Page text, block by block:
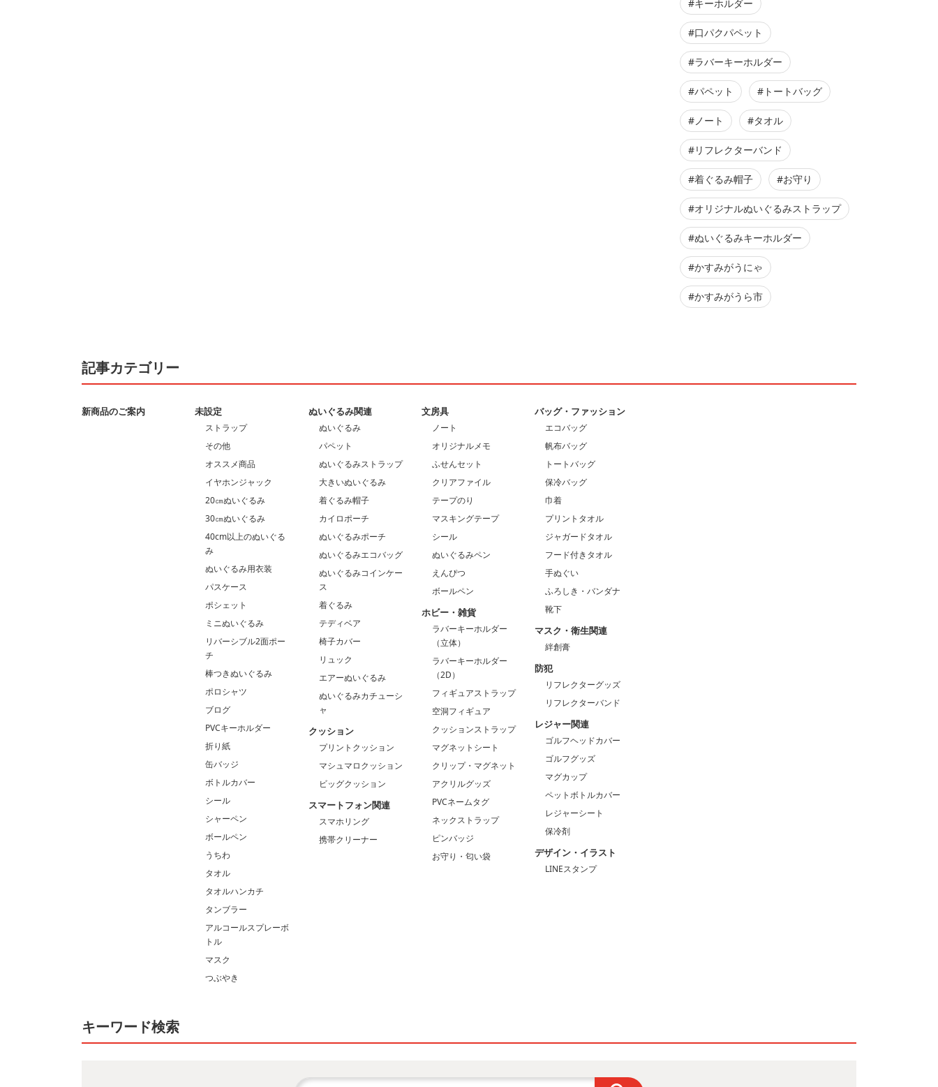
#キーホルダー
#口パクパペット
#ラバーキーホルダー
#パペット #トートバッグ
#ノート #タオル
#リフレクターバンド
#着ぐるみ帽子 #お守り
#オリジナルぬいぐるみストラップ
#ぬいぐるみキーホルダー
#かすみがうにゃ
#かすみがうら市
記事カテゴリー
新商品のご案内 未設定
ストラップ
その他
オススメ商品
イヤホンジャック
20㎝ぬいぐるみ
30㎝ぬいぐるみ
40cm以上のぬいぐる
み
ぬいぐるみ用衣装
パスケース
ポシェット
ミニぬいぐるみ
リバーシブル2面ポー
チ
棒つきぬいぐるみ
ポロシャツ
ブログ
PVCキーホルダー
折り紙
缶バッジ
ボトルカバー
シール
シャーペン
ボールペン
うちわ
タオル
タオルハンカチ
タンブラー
アルコールスプレーボ
トル
マスク
つぶやき
ぬいぐるみ関連
ぬいぐるみ
パペット
ぬいぐるみストラップ
大きいぬいぐるみ
着ぐるみ帽子
カイロポーチ
ぬいぐるみポーチ
ぬいぐるみエコバッグ
ぬいぐるみコインケー
ス
着ぐるみ
テディベア
椅子カバー
リュック
エアーぬいぐるみ
ぬいぐるみカチューシ
ャ
クッション
プリントクッション
マシュマロクッション
ビッグクッション
スマートフォン関連
スマホリング
携帯クリーナー
文房具
ノート
オリジナルメモ
ふせんセット
クリアファイル
テープのり
マスキングテープ
シール
ぬいぐるみペン
えんぴつ
ボールペン
ホビー・雑貨
ラバーキーホルダー
（立体）
ラバーキーホルダー
（2D）
フィギュアストラップ
空洞フィギュア
クッションストラップ
マグネットシート
クリップ・マグネット
アクリルグッズ
PVCネームタグ
ネックストラップ
ピンバッジ
お守り・匂い袋
バッグ・ファッション
エコバッグ
帆布バッグ
トートバッグ
保冷バッグ
巾着
プリントタオル
ジャガードタオル
フード付きタオル
手ぬぐい
ふろしき・バンダナ
靴下
マスク・衛生関連
絆創膏
防犯
リフレクターグッズ
リフレクターバンド
レジャー関連
ゴルフヘッドカバー
ゴルフグッズ
マグカップ
ペットボトルカバー
レジャーシート
保冷剤
デザイン・イラスト
LINEスタンプ
キーワード検索